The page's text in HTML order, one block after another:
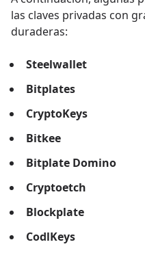
las claves privadas con
duraderas:
Steelwallet
Bitplates
CryptoKeys
Bitkee
Bitplate Domino
Cryptoetch
Blockplate
CodlKeys